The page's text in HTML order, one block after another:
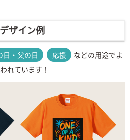
ザイン例
日・父の日 応援
などの用途でよ
れています！